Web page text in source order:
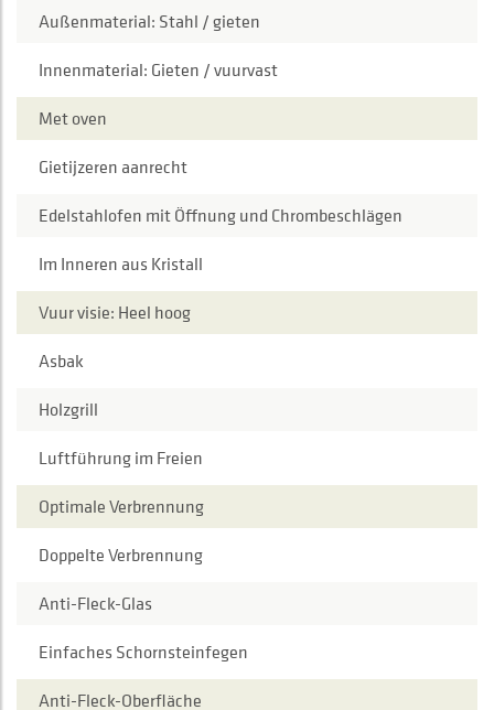
Außenmaterial: Stahl / gieten
Innenmaterial: Gieten / vuurvast
Met oven
Gietijzeren aanrecht
Edelstahlofen mit Öffnung und Chrombeschlägen
Im Inneren aus Kristall
Vuur visie: Heel hoog
Asbak
Holzgrill
Luftführung im Freien
Optimale Verbrennung
Doppelte Verbrennung
Anti-Fleck-Glas
Einfaches Schornsteinfegen
Anti-Fleck-Oberfläche